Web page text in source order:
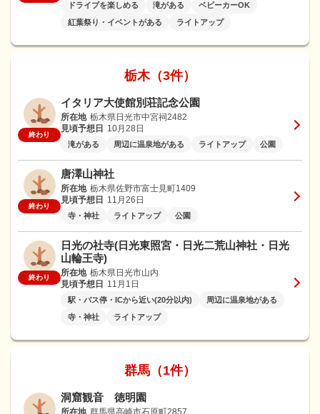
ドライブを楽しめる 滝がある
ベビーカーOK
紅葉祭り・イベントがある
ライトアップ
栃木（3件）
終わり
イタリア大使館別荘記念公園
所在地 栃木県日光市中宮祠2482
見頃予想日
10月28日
滝がある 周辺に温泉地がある ライトアップ 公園
終わり
唐澤山神社
所在地 栃木県佐野市富士見町1409
見頃予想日
11月26日
寺・神社 ライトアップ 公園
終わり
日光の社寺(日光東照宮・日光二荒山神社・日光
山輪王寺)
所在地 栃木県日光市山内
見頃予想日
11月1日
駅・バス停・ICから近い(20分以内)
周辺に温泉地がある
寺・神社
ライトアップ
群馬（1件）
洞窟観音 徳明園
所在地 群馬県高崎市石原町2857